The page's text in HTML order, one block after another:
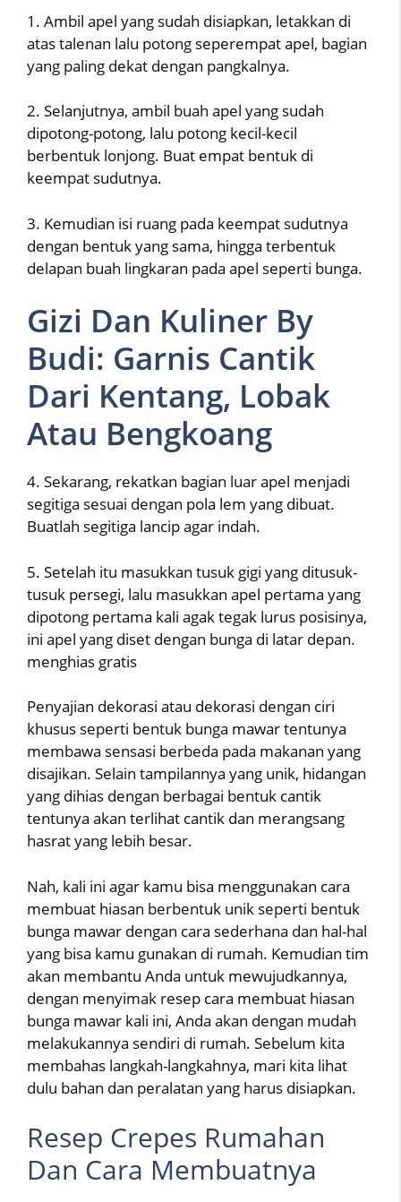
1. Ambil apel yang sudah disiapkan, letakkan di
atas talenan lalu potong seperempat apel, bagian
yang paling dekat dengan pangkalnya.
2. Selanjutnya, ambil buah apel yang sudah
dipotong-potong, lalu potong kecil-kecil
berbentuk lonjong. Buat empat bentuk di
keempat sudutnya.
3. Kemudian isi ruang pada keempat sudutnya
dengan bentuk yang sama, hingga terbentuk
delapan buah lingkaran pada apel seperti bunga.
Gizi Dan Kuliner By
Budi: Garnis Cantik
Dari Kentang, Lobak
Atau Bengkoang
4. Sekarang, rekatkan bagian luar apel menjadi
segitiga sesuai dengan pola lem yang dibuat.
Buatlah segitiga lancip agar indah.
5. Setelah itu masukkan tusuk gigi yang ditusuk-
tusuk persegi, lalu masukkan apel pertama yang
dipotong pertama kali agak tegak lurus posisinya,
ini apel yang diset dengan bunga di latar depan.
menghias gratis
Penyajian dekorasi atau dekorasi dengan ciri
khusus seperti bentuk bunga mawar tentunya
membawa sensasi berbeda pada makanan yang
disajikan. Selain tampilannya yang unik, hidangan
yang dihias dengan berbagai bentuk cantik
tentunya akan terlihat cantik dan merangsang
hasrat yang lebih besar.
Nah, kali ini agar kamu bisa menggunakan cara
membuat hiasan berbentuk unik seperti bentuk
bunga mawar dengan cara sederhana dan hal-hal
yang bisa kamu gunakan di rumah. Kemudian tim
akan membantu Anda untuk mewujudkannya,
dengan menyimak resep cara membuat hiasan
bunga mawar kali ini, Anda akan dengan mudah
melakukannya sendiri di rumah. Sebelum kita
membahas langkah-langkahnya, mari kita lihat
dulu bahan dan peralatan yang harus disiapkan.
Resep Crepes Rumahan
Dan Cara Membuatnya